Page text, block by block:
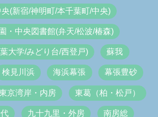
(新宿/神明町/本千葉町/中央)
・中央図書館(弁天/松波/椿森)
大学/みどり台/西登戸) 蘇我
検見川浜 海浜幕張 幕張豊砂
京湾岸・内房 東葛（柏・松戸）
九十九里・外房 南房総